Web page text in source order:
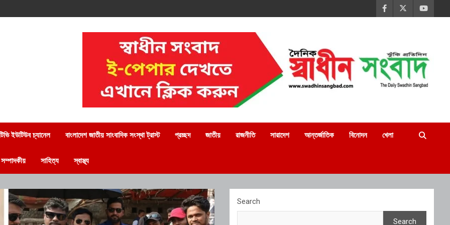
ইউটিউব চ্যানেল বাংলাদেশ জাতীয় সাংবাদিক সংস্থা ট্রাস্ট প্রচ্ছদ জাতীয় রাজনীতি সারাদেশ আন্তর্জাতিক বিনোদন খেলা
সম্পাদকীয় সাহিত্য স্বাস্থ্য
Search
Search